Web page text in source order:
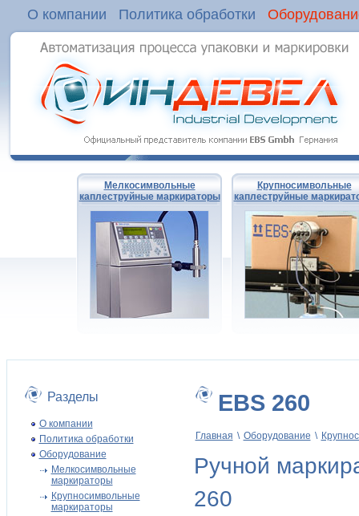
О компании Политика обработки
Мелкосимвольные
каплеструйные маркираторы
Крупносимвольные
каплеструйные
Разделы
О компании
Политика обработки
Оборудование
Мелкосимвольные
маркираторы
Крупносимвольные
маркираторы
EBS 260
Главная \ Оборудование \
Ручной
260